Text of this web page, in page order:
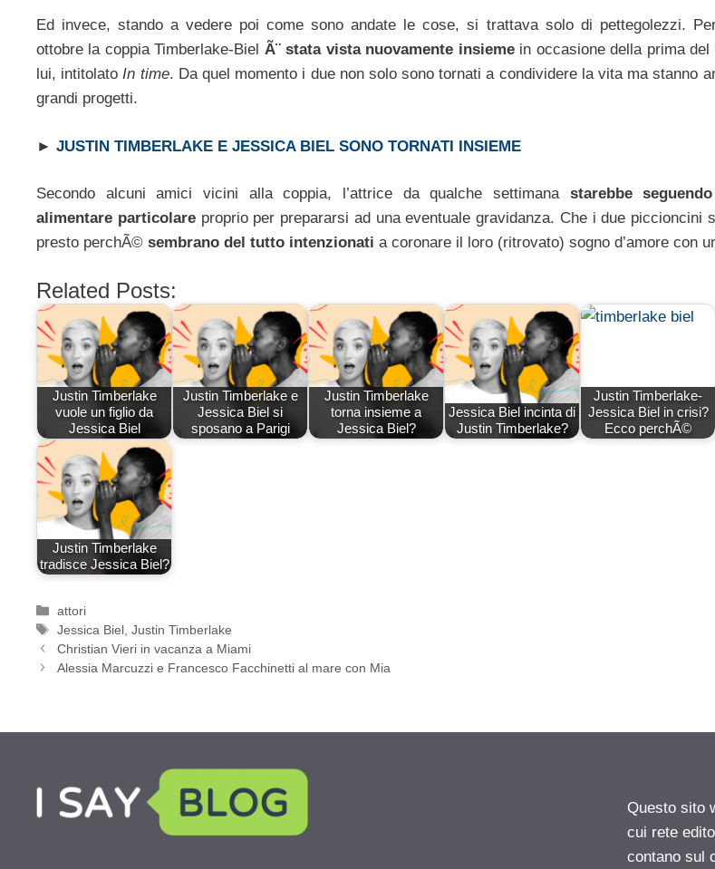
Ed invece, stando a vedere poi come sono andate le cose, si trattava solo di pettegolezzi.
ottobre la coppia Timberlake-Biel Ã¨ stata vista nuovamente insiemein occasione della prima del
lui, intitolato In time. Da quel momento i due non solo sono tornati a condividere la vita ma stanno
grandi progetti.
► JUSTIN TIMBERLAKE E JESSICA BIEL SONO TORNATI INSIEME
Secondo alcuni amici vicini alla coppia, l’attrice da qualche settimana starebbe
alimentare particolareproprio per prepararsi ad una eventuale gravidanza. Che i due piccioncini
presto perchÃ© sembrano del tutto intenzionati a coronare il loro (ritrovato) sogno d’amore con
Related Posts:
Justin Timberlake
vuole un figlio da
Jessica Biel
Justin Timberlake e
Jessica Biel si
sposano a Parigi
Justin Timberlake
torna insieme a
Jessica Biel?
Jessica Biel incinta di
Justin Timberlake?
Justin Timberlake-
Jessica Biel in crisi?
Ecco perchÃ©
Justin Timberlake
tradisce Jessica Biel?
Categorie
attori
Tag
Jessica Biel ,Justin Timberlake
Christian Vieri in vacanza a Miami
Alessia Marcuzzi e Francesco Facchinetti al mare con Mia
Questo sito
cui rete
contano sul